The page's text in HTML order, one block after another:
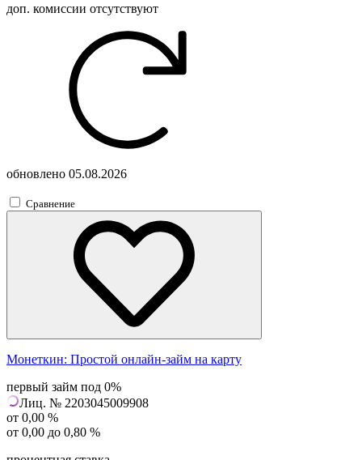
доп. комиссии отсутствуют
обновлено 05.08.2026
Сравнение
Монеткин: Простой онлайн-займ на карту
первый займ под 0%
Лиц. № 2203045009908
от 0,00 %
от 0,00 до 0,80 %